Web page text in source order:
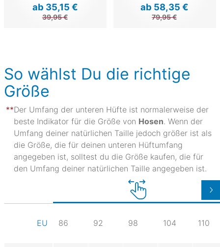
ab 35,15 €
39,95 €
ab 58,35 €
79,95 €
So wählst Du die richtige
Größe
Der Umfang der unteren Hüfte ist normalerweise der
beste Indikator für die Größe von Hosen. Wenn der
Umfang deiner natürlichen Taille jedoch größer ist als
die Größe, die für deinen unteren Hüftumfang
angegeben ist, solltest du die Größe kaufen, die für
den Umfang deiner natürlichen Taille angegeben ist.
EU 86 92 98 104 110